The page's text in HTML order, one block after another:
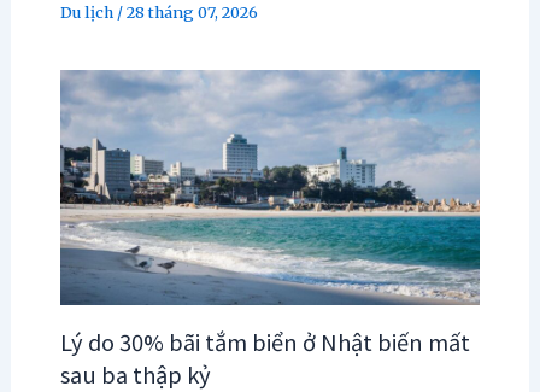
Du lịch/28 tháng 07, 2026
Lý do 30% bãi tắm biển ở Nhật biến mất
sau ba thập kỷ